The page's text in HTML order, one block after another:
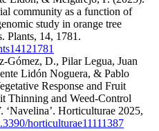
community as a function of
study in orange tree
Plants, 14, 1781.
Gómez, D., Pilar Legua, Juan
Lidón Noguera, & Pablo
Response and Fruit
Thinning and Weed-Control
‘Navelina’. Horticulturae 2025,
horticulturae11111387